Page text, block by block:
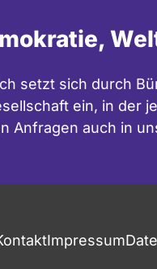
setzt sich durch
ein, in der
Anfragen auch in
Impressum